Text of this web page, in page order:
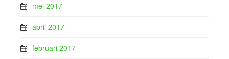
mei 2017
april 2017
februari 2017